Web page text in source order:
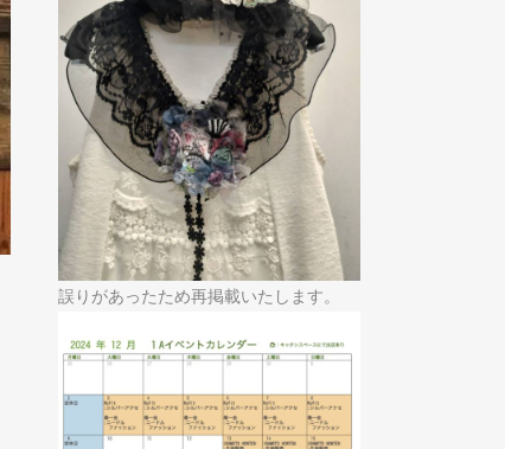
誤りがあったため再掲載いたします。